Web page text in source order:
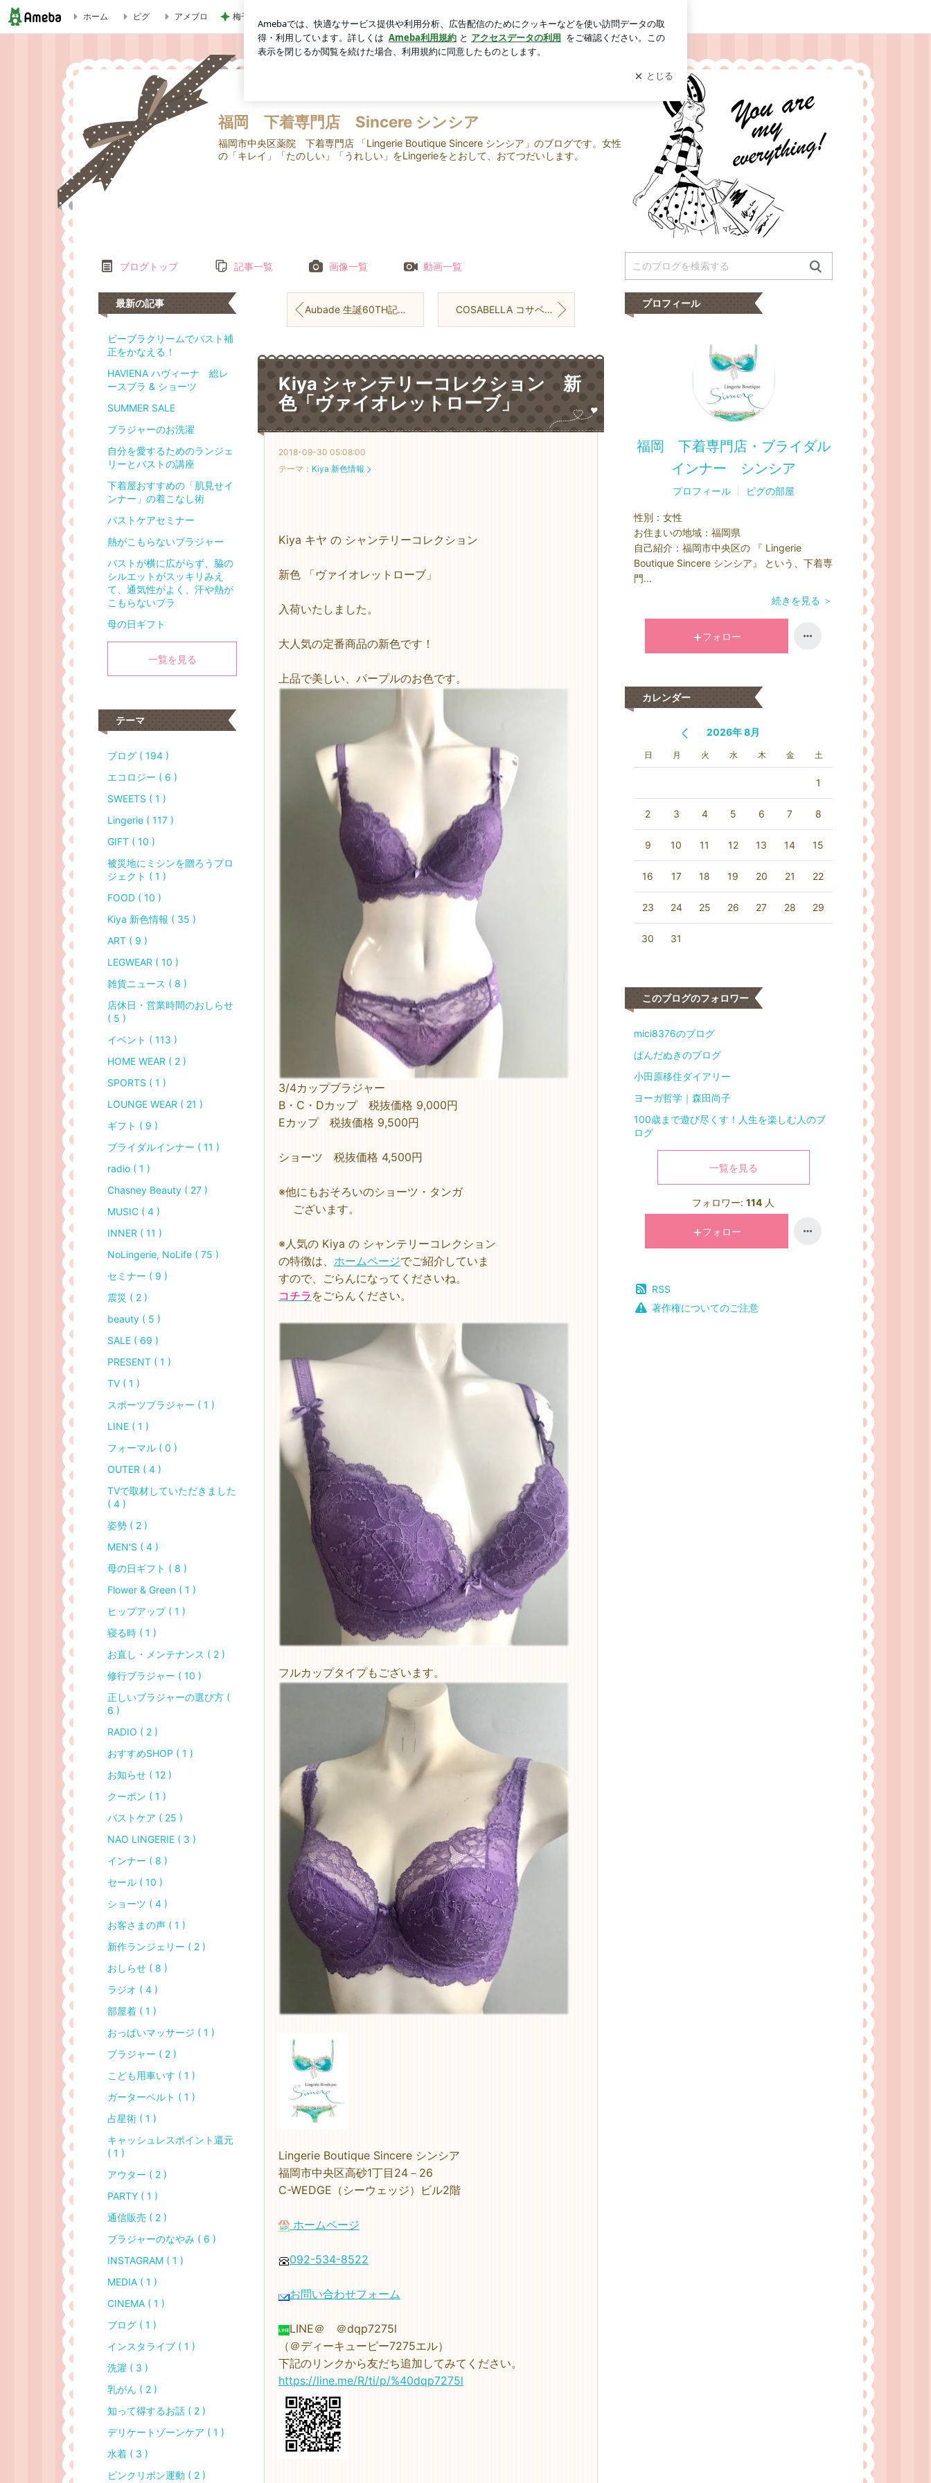
Kiya シャンテリーコレクション 新色「ヴァイオレットローブ」 | 福岡 下着専門店 Sincere シンシア
ホーム ピグ アメブロ 梅干しでまさかの失敗した学童弁当 ログイン
福岡 下着専門店 Sincere シンシア
福岡市中央区薬院 下着専門店 「Lingerie Boutique Sincere シンシア」のブログです。女性
の「キレイ」「たのしい」「うれしい」をLingerieをとおして、おてつだいします。
ブログトップ 記事一覧 画像一覧 動画一覧
Aubade 生誕60TH記念 COSABELLA コサベラのタンガ
Kiya シャンテリーコレクション 新
色「ヴァイオレットローブ」
2018-09-30 05:08:00
テーマ： Kiya 新色情報
Kiya キヤ の シャンテリーコレクション
新色 「ヴァイオレットローブ」
入荷いたしました。
大人気の定番商品の新色です！
上品で美しい、パープルのお色です。
3/4カップブラジャー
B・C・Dカップ 税抜価格 9,000円
Eカップ 税抜価格 9,500円
ショーツ 税抜価格 4,500円
※他にもおそろいのショーツ・タンガ
ございます。
※人気の Kiya の シャンテリーコレクション
の特徴は、 ホームページでご紹介していま
すので、ごらんになってくださいね。
コチラ をごらんください。
フルカップタイプもございます。
Lingerie Boutique Sincere シンシア
福岡市中央区高砂1丁目24－26
C-WEDGE（シーウェッジ）ビル2階
ホームページ
092-534-8522
お問い合わせフォーム
LINE＠ ＠dqp7275l
（＠ディーキューピー7275エル）
下記のリンクから友だち追加してみてください。
https://line.me/R/ti/p/%40dqp7275l
プロフィール
福岡 下着専門店・ブライダル
インナー シンシア
プロフィール ピグの部屋
性別： 女性
お住まいの地域： 福岡県
自己紹介： 福岡市中央区の 『 Lingerie
Boutique Sincere シンシア』 という、下着専
門...
続きを見る ＞
フォロー
カレンダー
2026年 8月
日 月 火 水 木 金 土
1
2 3 4 5 6 7 8
9 10 11 12 13 14 15
16 17 18 19 20 21 22
23 24 25 26 27 28 29
30 31
このブログのフォロワー
mici8376のブログ
ぱんだぬきのブログ
小田原移住ダイアリー
ヨーガ哲学｜森田尚子
100歳まで遊び尽くす！人生を楽しむ人のブ
ログ
一覧を見る
フォロワー: 114 人
フォロー
RSS
著作権についてのご注意
最新の記事
ビーブラクリームでバスト補
正をかなえる！
HAVIENA ハヴィーナ 総レ
ースブラ & ショーツ
SUMMER SALE
ブラジャーのお洗濯
自分を愛するためのランジェ
リーとバストの講座
下着屋おすすめの「肌見せイ
ンナー」の着こなし術
バストケアセミナー
熱がこもらないブラジャー
バストが横に広がらず、脇の
シルエットがスッキリみえ
て、通気性がよく、汗や熱が
こもらないブラ
母の日ギフト
一覧を見る
テーマ
ブログ ( 194 )
エコロジー ( 6 )
SWEETS ( 1 )
Lingerie ( 117 )
GIFT ( 10 )
被災地にミシンを贈ろうプロ
ジェクト ( 1 )
FOOD ( 10 )
Kiya 新色情報 ( 35 )
ART ( 9 )
LEGWEAR ( 10 )
雑貨ニュース ( 8 )
店休日・営業時間のおしらせ
( 5 )
イベント ( 113 )
HOME WEAR ( 2 )
SPORTS ( 1 )
LOUNGE WEAR ( 21 )
ギフト ( 9 )
ブライダルインナー ( 11 )
radio ( 1 )
Chasney Beauty ( 27 )
MUSIC ( 4 )
INNER ( 11 )
NoLingerie, NoLife ( 75 )
セミナー ( 9 )
震災 ( 2 )
beauty ( 5 )
SALE ( 69 )
PRESENT ( 1 )
TV ( 1 )
スポーツブラジャー ( 1 )
LINE ( 1 )
フォーマル ( 0 )
OUTER ( 4 )
TVで取材していただきました
( 4 )
姿勢 ( 2 )
MEN'S ( 4 )
母の日ギフト ( 8 )
Flower & Green ( 1 )
ヒップアップ ( 1 )
寝る時 ( 1 )
お直し・メンテナンス ( 2 )
修行ブラジャー ( 10 )
正しいブラジャーの選び方 (
6 )
RADIO ( 2 )
おすすめSHOP ( 1 )
お知らせ ( 12 )
クーポン ( 1 )
バストケア ( 25 )
NAO LINGERIE ( 3 )
インナー ( 8 )
セール ( 10 )
ショーツ ( 4 )
お客さまの声 ( 1 )
新作ランジェリー ( 2 )
おしらせ ( 8 )
ラジオ ( 4 )
部屋着 ( 1 )
おっぱいマッサージ ( 1 )
ブラジャー ( 2 )
こども用車いす ( 1 )
ガーターベルト ( 1 )
占星術 ( 1 )
キャッシュレスポイント還元
( 1 )
アウター ( 2 )
PARTY ( 1 )
通信販売 ( 2 )
ブラジャーのなやみ ( 6 )
INSTAGRAM ( 1 )
MEDIA ( 1 )
CINEMA ( 1 )
ブログ ( 1 )
インスタライブ ( 1 )
洗濯 ( 3 )
乳がん ( 2 )
知って得するお話 ( 2 )
デリケートゾーンケア ( 1 )
水着 ( 3 )
ピンクリボン運動 ( 2 )